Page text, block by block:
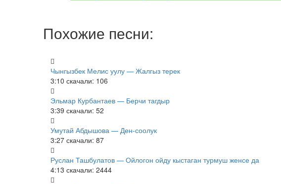
Похожие песни:
Чынгызбек Мелис уулу — Жалгыз терек
3:10 скачали: 106
Эльмар Курбантаев — Берчи тагдыр
3:39 скачали: 52
Умутай Абдышова — Ден-соолук
3:27 скачали: 87
Руслан Ташбулатов — Ойлогон ойду кыстаган турмуш женсе да
4:13 скачали: 2444